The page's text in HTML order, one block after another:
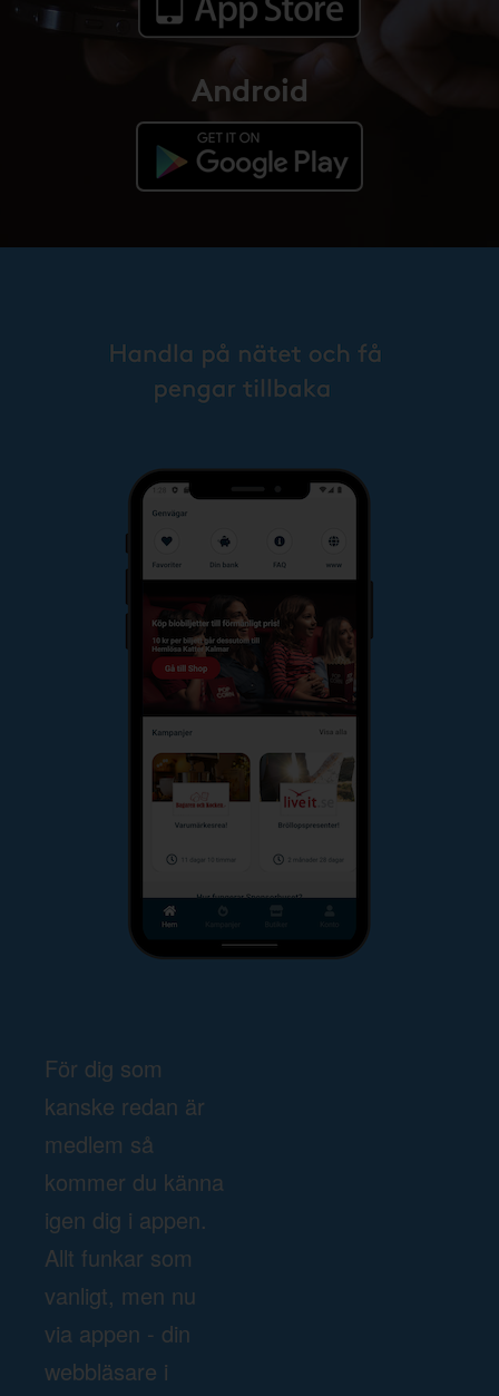
Android
För dig som
kanske redan är
medlem så
kommer du känna
igen dig i appen.
Allt funkar som
vanligt, men nu
via appen - din
webbläsare i